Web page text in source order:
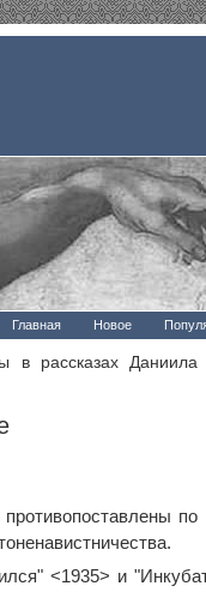
Главная Новое
в рассказах
<1935> и